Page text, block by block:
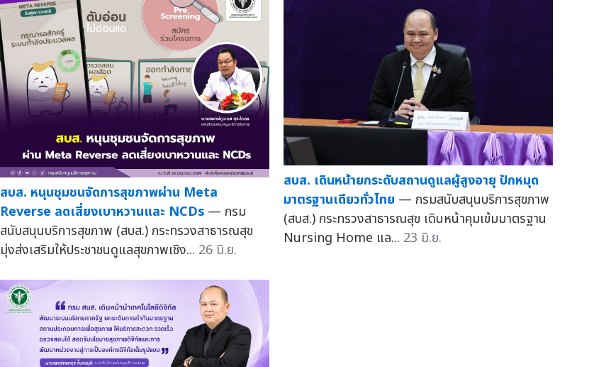
สบส. หนุนชุมชนจัดการสุขภาพผ่าน Meta
Reverse ลดเสี่ยงเบาหวานและ NCDs — กรม
สนับสนุนบริการสุขภาพ (สบส.) กระทรวงสาธารณสุข
มุ่งส่งเสริมให้ประชาชนดูแลสุขภาพเชิง... 26 มิ.ย.
สบส. เดินหน้ายกระดับสถานดูแลผู้สูงอายุ ปักหมุด
มาตรฐานเดียวทั่วไทย — กรมสนับสนุนบริการสุขภาพ
(สบส.) กระทรวงสาธารณสุข เดินหน้าคุมเข้มมาตรฐาน
Nursing Home แล... 23 มิ.ย.